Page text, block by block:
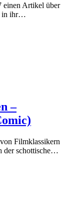
einen Artikel über
in ihr…
–
Filmklassikern
der schottische…